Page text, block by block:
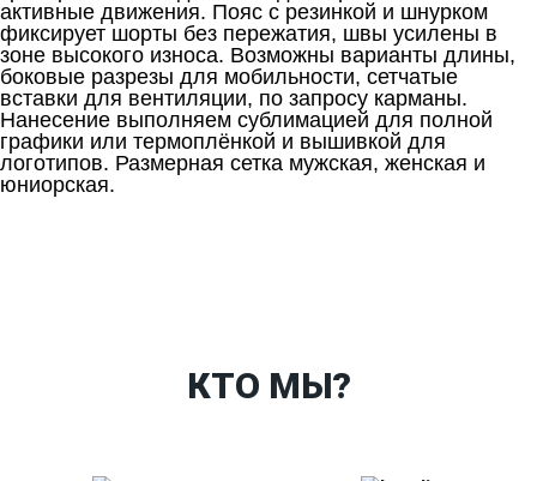
активные движения. Пояс с резинкой и шнурком
фиксирует шорты без пережатия, швы усилены в
зоне высокого износа. Возможны варианты длины,
боковые разрезы для мобильности, сетчатые
вставки для вентиляции, по запросу карманы.
Нанесение выполняем сублимацией для полной
графики или термоплёнкой и вышивкой для
логотипов. Размерная сетка мужская, женская и
юниорская.
КТО МЫ?